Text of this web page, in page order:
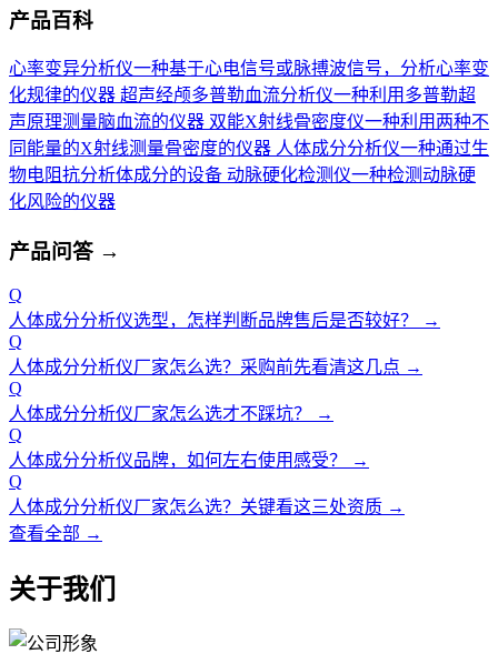
产品百科
心率变异分析仪一种基于心电信号或脉搏波信号，分析心率变
化规律的仪器 超声经颅多普勒血流分析仪一种利用多普勒超
声原理测量脑血流的仪器 双能X射线骨密度仪一种利用两种不
同能量的X射线测量骨密度的仪器 人体成分分析仪一种通过生
物电阻抗分析体成分的设备 动脉硬化检测仪一种检测动脉硬
化风险的仪器
产品问答 →
Q
人体成分分析仪选型，怎样判断品牌售后是否较好？
→
Q
人体成分分析仪厂家怎么选？采购前先看清这几点 →
Q
人体成分分析仪厂家怎么选才不踩坑？
→
Q
人体成分分析仪品牌，如何左右使用感受？
→
Q
人体成分分析仪厂家怎么选？关键看这三处资质 →
查看全部 →
关于我们